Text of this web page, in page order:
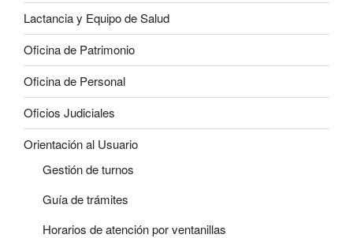
Lactancia y Equipo de Salud
Oficina de Patrimonio
Oficina de Personal
Oficios Judiciales
Orientación al Usuario
Gestión de turnos
Guía de trámites
Horarios de atención por ventanillas